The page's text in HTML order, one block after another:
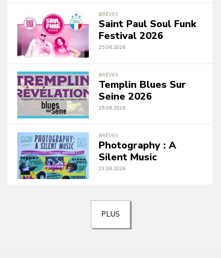
BRÈVES
Saint Paul Soul Funk
Festival 2026
25.06.2026
BRÈVES
Templin Blues Sur
Seine 2026
25.06.2026
BRÈVES
Photography : A
Silent Music
23.06.2026
PLUS